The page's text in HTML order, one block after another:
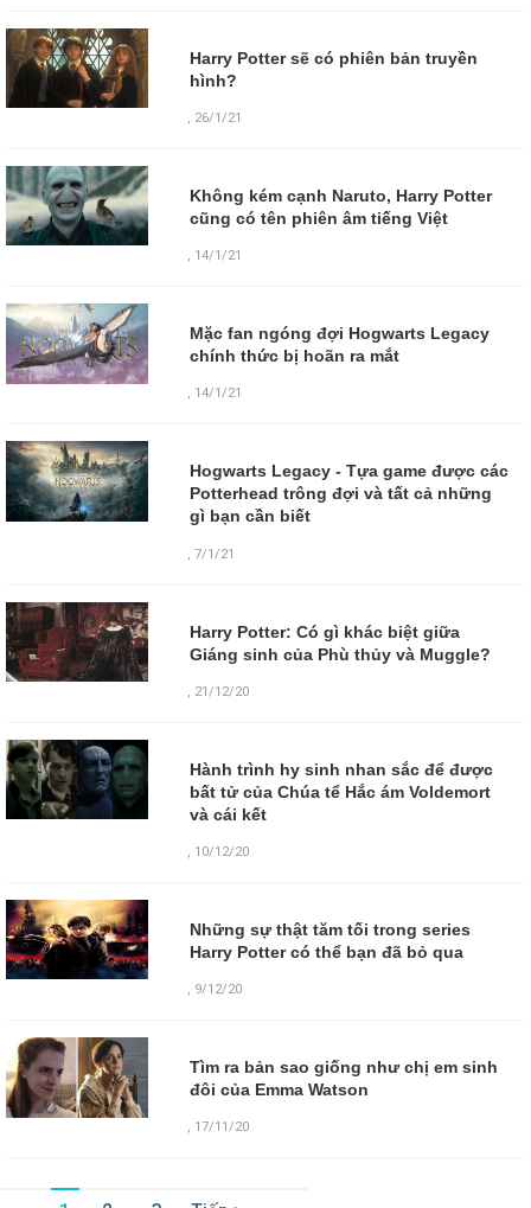
Harry Potter sẽ có phiên bản truyền
hình?
, 26/1/21
Không kém cạnh Naruto, Harry Potter
cũng có tên phiên âm tiếng Việt
, 14/1/21
Mặc fan ngóng đợi Hogwarts Legacy
chính thức bị hoãn ra mắt
, 14/1/21
Hogwarts Legacy - Tựa game được các
Potterhead trông đợi và tất cả những
gì bạn cần biết
,7/1/21
Harry Potter: Có gì khác biệt giữa
Giáng sinh của Phù thủy và Muggle?
, 21/12/20
Hành trình hy sinh nhan sắc để được
bất tử của Chúa tể Hắc ám Voldemort
và cái kết
, 10/12/20
Những sự thật tăm tối trong series
Harry Potter có thể bạn đã bỏ qua
, 9/12/20
Tìm ra bản sao giống như chị em sinh
đôi của Emma Watson
, 17/11/20